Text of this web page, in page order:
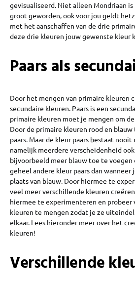
gevisualiseerd. Niet alleen Mondriaan
groot geworden, ook voor jou geldt
met het aanschaffen van de drie
deze drie kleuren jouw gewenste kleur
Paars als
Door het mengen van primaire kleuren
secundaire kleuren. Paars is een
primaire kleuren moet je mengen om
Door de primaire kleuren rood en
paars. Maar de kleur paars bestaat
namelijk meerdere verscheidenheid
bijvoorbeeld meer blauw toe te voegen
geheel andere kleur paars dan
plaats van blauw. Door hiermee te
veel meer verschillende kleuren
hiermee te experimenteren en probeer
kleuren te mengen zodat je ze
elkaar. Lees hieronder meer over het
kleuren!
Verschillende